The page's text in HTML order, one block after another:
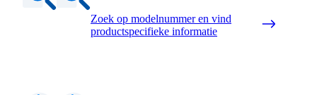
Zoek op modelnummer en vind
productspecifieke informatie